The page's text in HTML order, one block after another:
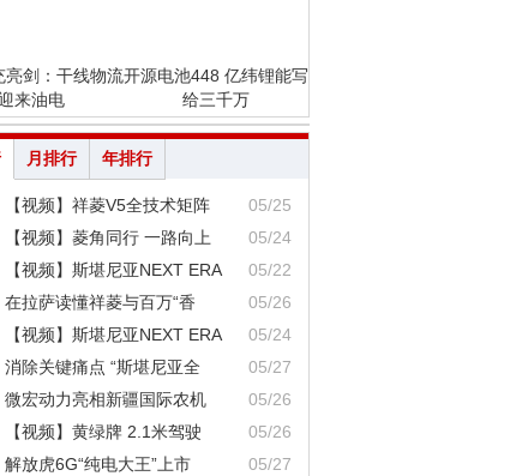
亮剑：干线物流
来油电
开源电池448 亿纬锂能写
给三千万
月排行 年排行
【视频】祥菱V5全技术矩阵
05/25
【视频】菱角同行 一路向上
05/24
【视频】斯堪尼亚NEXT ERA
05/22
在拉萨读懂祥菱与百万“香
05/26
【视频】斯堪尼亚NEXT ERA
05/24
消除关键痛点 “斯堪尼亚全
05/27
微宏动力亮相新疆国际农机
05/26
【视频】黄绿牌 2.1米驾驶
05/26
解放虎6G“纯电大王”上市
05/27